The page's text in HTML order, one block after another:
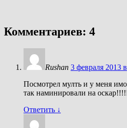
Комментариев: 4
Rushan 3 февраля 2013
Посмотрел мулть и у меня
так наминировали на
Ответить ↓